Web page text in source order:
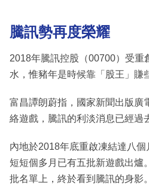
騰訊勢再度榮耀
2018年騰訊控股（00700）受重
水，惟豬年是時候靠「股王」賺
富昌譚朗蔚指，國家新聞出版廣
絡遊戲，騰訊的利淡消息已經過
內地於2018年底重啟凍結達八個
短短個多月已有五批新遊戲出爐
批名單上，終於看到騰訊的身影。